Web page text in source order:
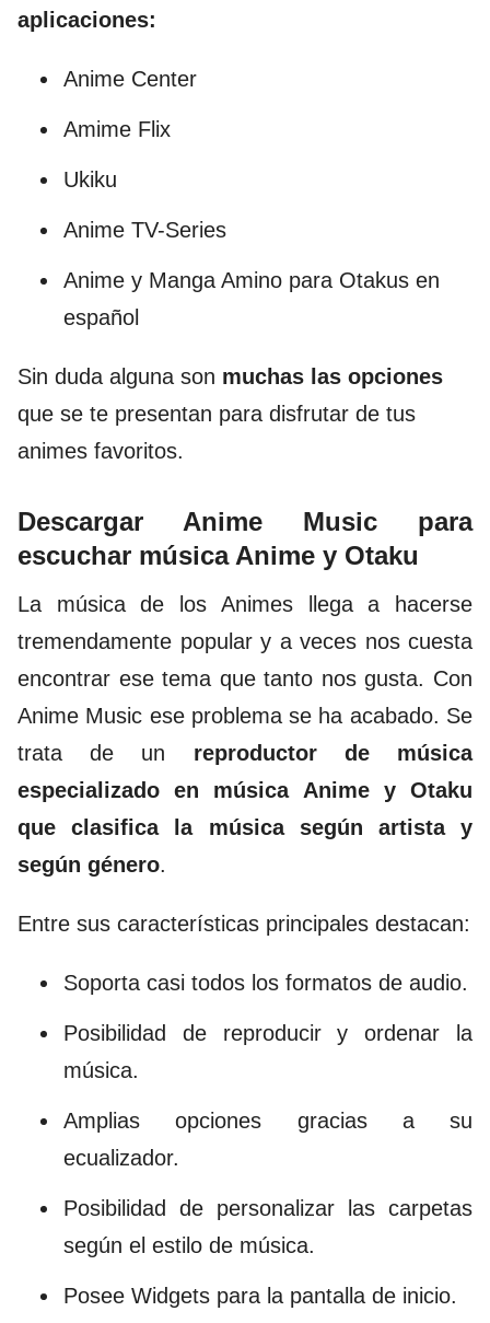
aplicaciones:
Anime Center
Amime Flix
Ukiku
Anime TV-Series
Anime y Manga Amino para Otakus en
español
Sin duda alguna son muchas las opciones
que se te presentan para disfrutar de tus
animes favoritos.
Descargar Anime Music para
escuchar música Anime y Otaku
La música de los Animes llega a hacerse
tremendamente popular y a veces nos cuesta
encontrar ese tema que tanto nos gusta. Con
Anime Music ese problema se ha acabado. Se
trata de un reproductor de música
especializado en música Anime y Otaku
que clasifica la música según artista y
según género.
Entre sus características principales destacan:
Soporta casi todos los formatos de audio.
Posibilidad de reproducir y ordenar la
música.
Amplias opciones gracias a su
ecualizador.
Posibilidad de personalizar las carpetas
según el estilo de música.
Posee Widgets para la pantalla de inicio.